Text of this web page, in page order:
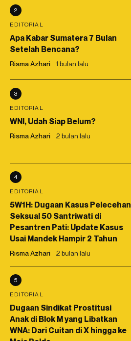
2
EDITORIAL
Apa Kabar Sumatera 7 Bulan
Setelah Bencana?
Risma Azhari 1 bulan lalu
3
EDITORIAL
WNI, Udah Siap Belum?
Risma Azhari 2 bulan lalu
4
EDITORIAL
5W1H: Dugaan Kasus Pelecehan
Seksual 50 Santriwati di
Pesantren Pati: Update Kasus
Usai Mandek Hampir 2 Tahun
Risma Azhari 2 bulan lalu
5
EDITORIAL
Dugaan Sindikat Prostitusi
Anak di Blok M yang Libatkan
WNA: Dari Cuitan di X hingga ke